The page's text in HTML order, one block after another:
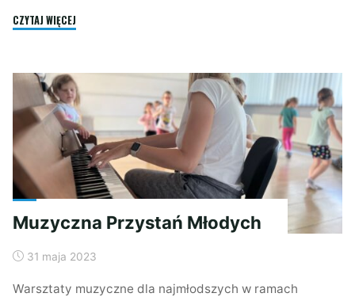
CZYTAJ WIĘCEJ
Muzyczna Przystań Młodych
31 maja 2023
Warsztaty muzyczne dla najmłodszych w ramach